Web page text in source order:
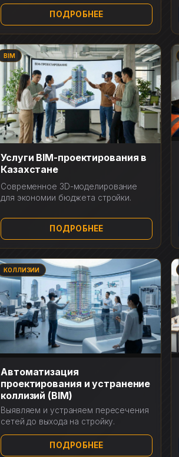
ПОДРОБНЕЕ
BIM
Услуги BIM-проектирования в
Казахстане
Современное 3D-моделирование
для экономии бюджета стройки.
ПОДРОБНЕЕ
КОЛЛИЗИИ
Автоматизация
проектирования и устранение
коллизий (BIM)
Выявляем и устраняем пересечения
сетей до выхода на стройку.
ПОДРОБНЕЕ